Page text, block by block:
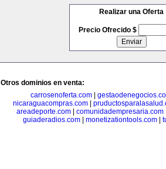
Realizar una Oferta
Precio Ofrecido $
Otros dominios en venta:
carrosenoferta.com
nicaraguacompras.com
areadeporte.com| comunidadempresaria.com
guiaderadios.com| monetizationtools.com|